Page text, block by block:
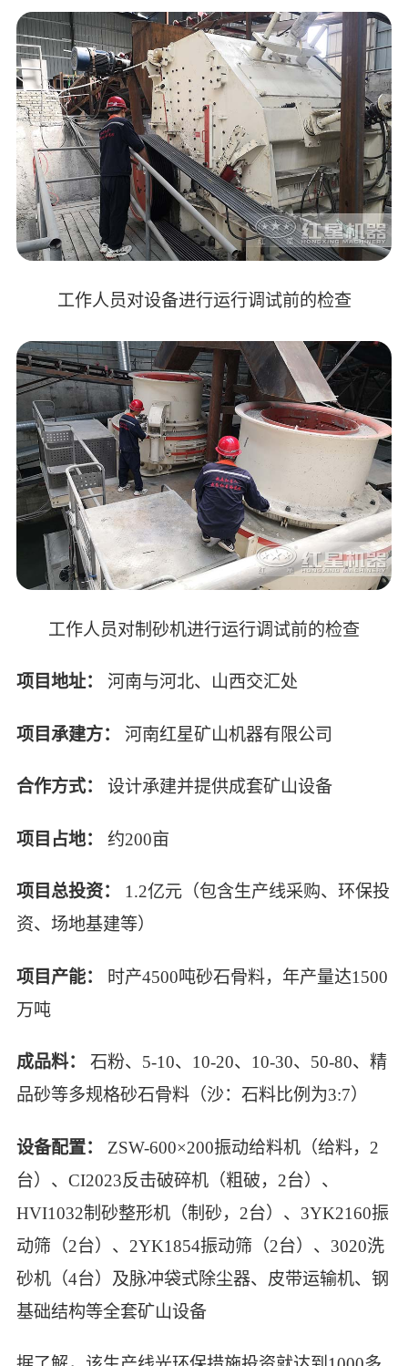
工作人员对设备进行运行调试前的检查
工作人员对制砂机进行运行调试前的检查
项目地址： 河南与河北、山西交汇处
项目承建方： 河南红星矿山机器有限公司
合作方式： 设计承建并提供成套矿山设备
项目占地： 约200亩
项目总投资：
1.2亿元（包含生产线采购、环保投
资、场地基建等）
项目产能：
时产4500吨砂石骨料，年产量达1500
万吨
成品料：
石粉、5-10、10-20、10-30、50-80、精
品砂等多规格砂石骨料（沙：石料比例为3:7）
设备配置：
ZSW-600×200振动给料机（给料，2
台）、CI2023反击破碎机（粗破，2台）、
HVI1032制砂整形机（制砂，2台）、3YK2160振
动筛（2台）、2YK1854振动筛（2台）、3020洗
砂机（4台）及脉冲袋式除尘器、皮带运输机、钢
基础结构等全套矿山设备